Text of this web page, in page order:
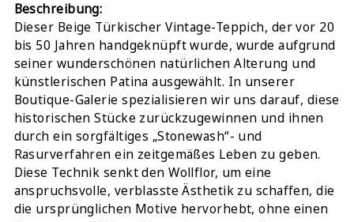
Beschreibung:
Dieser Beige Türkischer Vintage-Teppich, der vor 20
bis 50 Jahren handgeknüpft wurde, wurde aufgrund
seiner wunderschönen natürlichen Alterung und
künstlerischen Patina ausgewählt. In unserer
Boutique-Galerie spezialisieren wir uns darauf, diese
historischen Stücke zurückzugewinnen und ihnen
durch ein sorgfältiges „Stonewash“- und
Rasurverfahren ein zeitgemäßes Leben zu geben.
Diese Technik senkt den Wollflor, um eine
anspruchsvolle, verblasste Ästhetik zu schaffen, die
die ursprünglichen Motive hervorhebt, ohne einen